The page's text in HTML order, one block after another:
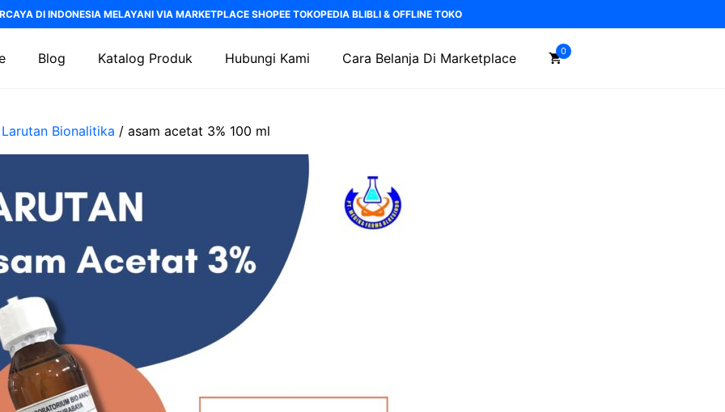
DI INDONESIA MELAYANI VIA MARKETPLACE SHOPEE TOKOPEDIA BLIBLI & OFFLINE TOKO
Blog Katalog Produk Hubungi Kami Cara Belanja Di Marketplace 0
Larutan Bionalitika / asam acetat 3% 100 ml